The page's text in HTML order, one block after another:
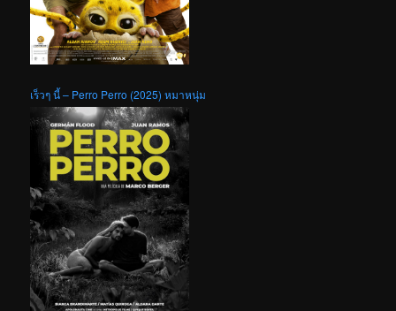
เร็วๆ นี้ – Perro Perro (2025) หมาหนุ่ม